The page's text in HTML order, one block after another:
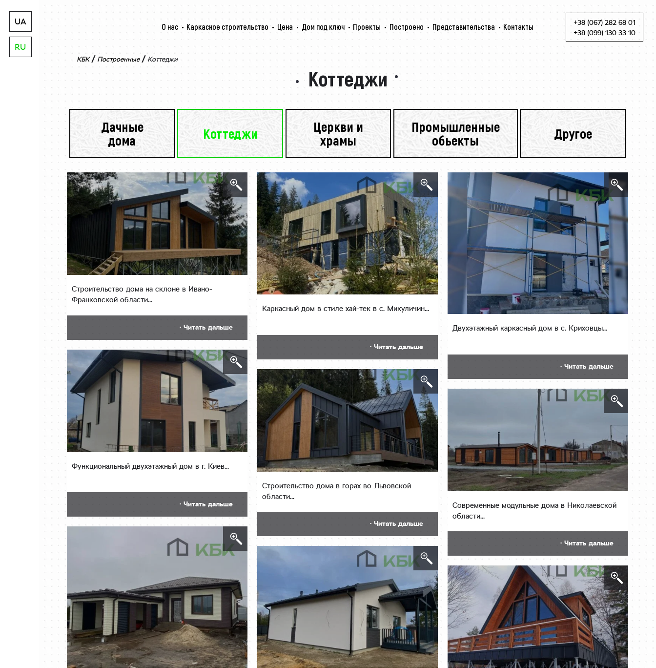
UA
RU
О нас Каркасное строительство Цена Дом под ключ Проекты Построено Представительства Контакты Skip to content
+38 (067) 282 68 01
+38 (099) 130 33 10
КБК / Построенные / Коттеджи
Коттеджи
Дачные
дома
Коттеджи
Церкви и
храмы
Промышленные
обьекты
Другое
Строительство дома на склоне в Ивано-
Франковской области...
· Читать дальше
Каркасный дом в стиле хай-тек в с. Микуличин...
· Читать дальше
Двухэтажный каркасный дом в с. Криховцы...
· Читать дальше
Функциональный двухэтажный дом в г. Киев...
· Читать дальше
Строительство дома в горах во Львовской
области...
· Читать дальше
Современные модульные дома в Николаевской
области...
· Читать дальше